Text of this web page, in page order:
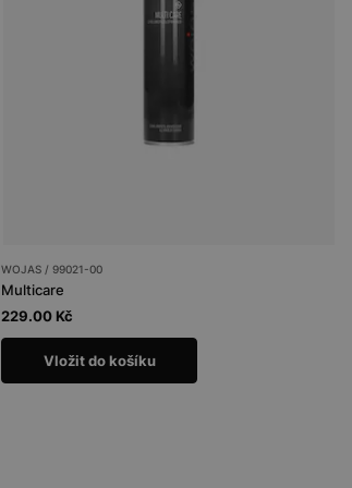
WOJAS / 99021-00
Multicare
229.00 Kč
Vložit do košíku